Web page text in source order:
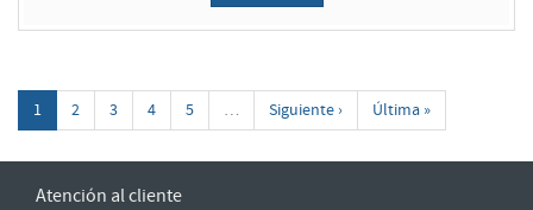
1 2 3 4 5 … Siguiente › Última »
Atención al cliente